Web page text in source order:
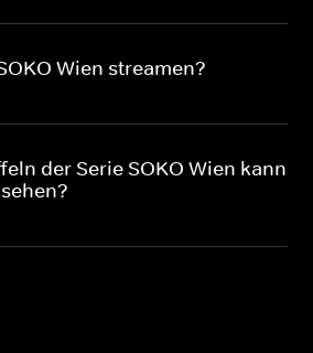
Wien streamen?
der Serie SOKO Wien kann